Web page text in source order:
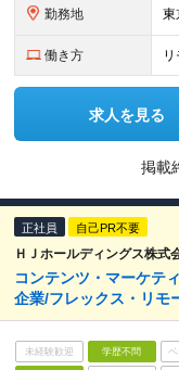
勤務地 東
働き方
求人を見る
掲載
正社員 自己PR不要
ＨＪホールディングス株式
コンテンツ・マーケテ
企業/フレックス・リモ
未経験歓迎 学歴不問